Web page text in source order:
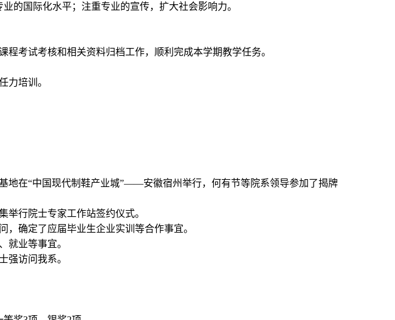
的国际化水平；注重专业的宣传，扩大社会影响力。
考试考核和相关资料归档工作，顺利完成本学期教学任务。
力培训。
地在“中国现代制鞋产业城”——安徽宿州举行，何有节等院系领导参加了揭牌
举行院士专家工作站签约仪式。
，确定了应届毕业生企业实训等合作事宜。
就业等事宜。
强访问我系。